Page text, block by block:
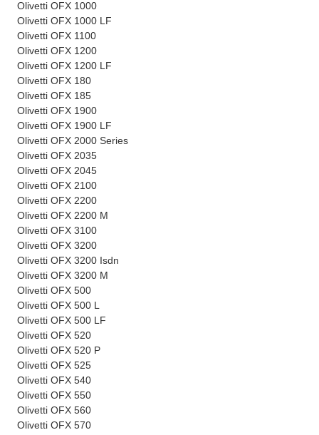
Olivetti OFX 1000
Olivetti OFX 1000 LF
Olivetti OFX 1100
Olivetti OFX 1200
Olivetti OFX 1200 LF
Olivetti OFX 180
Olivetti OFX 185
Olivetti OFX 1900
Olivetti OFX 1900 LF
Olivetti OFX 2000 Series
Olivetti OFX 2035
Olivetti OFX 2045
Olivetti OFX 2100
Olivetti OFX 2200
Olivetti OFX 2200 M
Olivetti OFX 3100
Olivetti OFX 3200
Olivetti OFX 3200 Isdn
Olivetti OFX 3200 M
Olivetti OFX 500
Olivetti OFX 500 L
Olivetti OFX 500 LF
Olivetti OFX 520
Olivetti OFX 520 P
Olivetti OFX 525
Olivetti OFX 540
Olivetti OFX 550
Olivetti OFX 560
Olivetti OFX 570